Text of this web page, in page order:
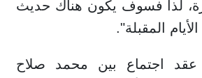
لذا فسوف يكون هناك حديث
المقبلة".
اجتماع بين محمد صلاح